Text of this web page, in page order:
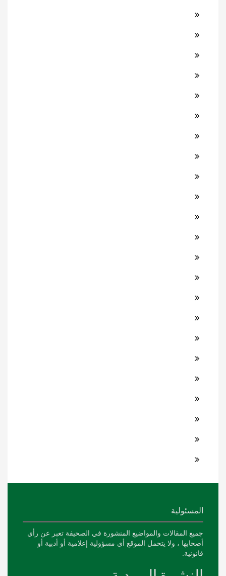
المسئولية
جميع المقالات والمواضيع المنشورة في الصحيفة تعبر عن رأي
أصحابها ، ولا يتحمل الموقع أي مسؤولية إعلامية أو أدبية أو
قانونية.